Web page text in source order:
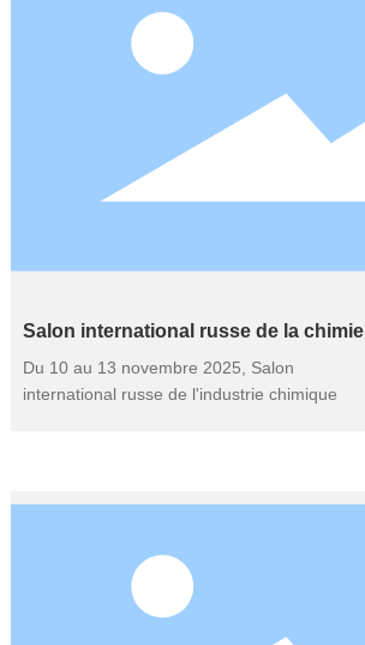
Salon international russe de la chimie
Du 10 au 13 novembre 2025, Salon
international russe de l'industrie chimique